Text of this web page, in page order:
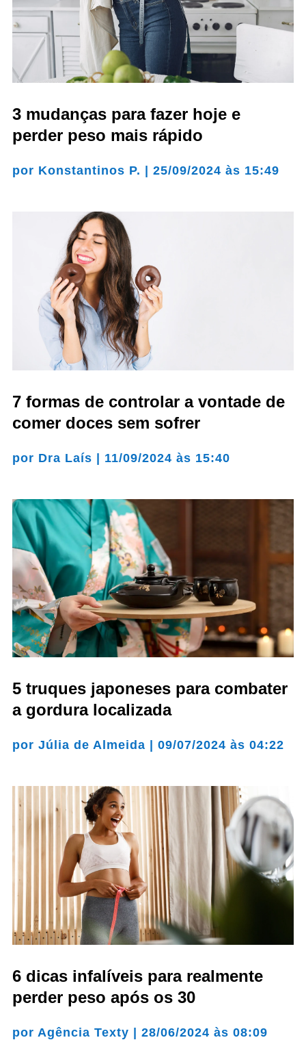
3 mudanças para fazer hoje e
perder peso mais rápido
por Konstantinos P. | 25/09/2024 às 15:49
7 formas de controlar a vontade de
comer doces sem sofrer
por Dra Laís | 11/09/2024 às 15:40
5 truques japoneses para combater
a gordura localizada
por Júlia de Almeida 09/07/2024 às 04:22
6 dicas infalíveis para realmente
perder peso após os 30
por Agência Texty 28/06/2024 às 08:09